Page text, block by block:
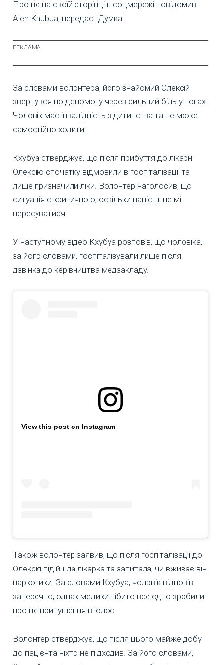
Про це на своїй сторінці в соцмережі повідомив
Alen Khubua, передає "Думка".
За словами волонтера, його знайомий Олексій
звернувся по допомогу через сильний біль у ногах.
Чоловік має інвалідність з дитинства та не може
самостійно ходити.
Кхубуа стверджує, що після прибуття до лікарні
Олексію спочатку відмовили в госпіталізації та
лише призначили ліки. Волонтер наголосив, що
ситуація є критичною, оскільки пацієнт не міг
пересуватися.
У наступному відео Кхубуа розповів, що чоловіка,
за його словами, госпіталізували лише після
дзвінка до керівництва медзакладу.
View this post on Instagram
Також волонтер заявив, що після госпіталізації до
Олексія підійшла лікарка та запитала, чи вживає він
наркотики. За словами Кхубуа, чоловік відповів
заперечно, однак медики нібито все одно зробили
про це припущення вголос.
Волонтер стверджує, що після цього майже добу
до пацієнта ніхто не підходив. За його словами,